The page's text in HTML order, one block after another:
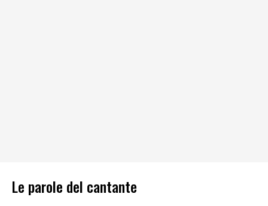
Le parole del cantante